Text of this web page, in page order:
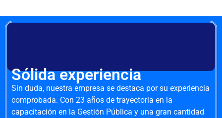
Sólida experiencia
Sin duda, nuestra empresa se destaca por su experiencia
comprobada. Con 23 años de trayectoria en la
capacitación en la Gestión Pública y una gran cantidad